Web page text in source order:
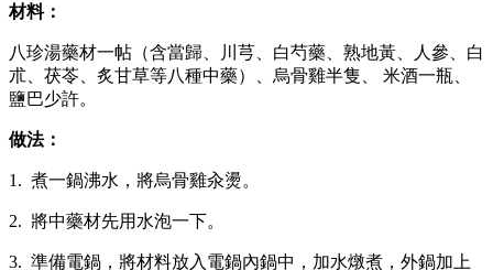
材料：
八珍湯藥材一帖（含當歸、川芎、白芍藥、熟地黃、人參、白
朮、茯苓、炙甘草等八種中藥）、烏骨雞半隻、 米酒一瓶、
鹽巴少許。
做法：
1. 煮一鍋沸水，將烏骨雞汆燙。
2. 將中藥材先用水泡一下。
3. 準備電鍋，將材料放入電鍋內鍋中，加水燉煮，外鍋加上